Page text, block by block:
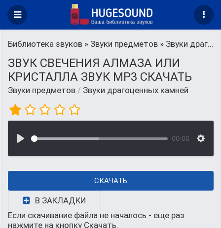
Библиотека звуков » Звуки предметов » Звуки драгоценных камней
ЗВУК СВЕЧЕНИЯ АЛМАЗА ИЛИ
КРИСТАЛЛА ЗВУК MP3 СКАЧАТЬ
Звуки предметов / Звуки драгоценных камней
00:00
СКАЧАТЬ
В ЗАКЛАДКИ
Если скачивание файла не началось - еще раз
нажмите на кнопку Скачать.